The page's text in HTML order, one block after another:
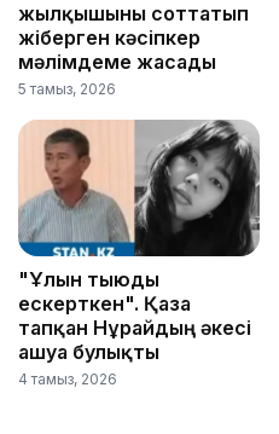
жылқышыны соттатып
жіберген кәсіпкер
мәлімдеме жасады
5 тамыз, 2026
"Ұлын тыюды
ескерткен". Қаза
тапқан Нұрайдың әкесі
ашуға булықты
4 тамыз, 2026